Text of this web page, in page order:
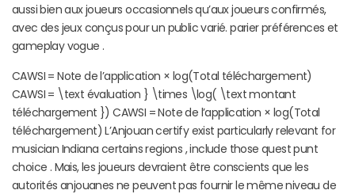
aussi bien aux joueurs occasionnels qu’aux joueurs confirmés,
avec des jeux conçus pour un public varié. parier préférences et
gameplay vogue .
CAWSI = Note de l’application × log(Total téléchargement)
CAWSI = \text évaluation } \times \log( \text montant
téléchargement }) CAWSI = Note de l’application × log(Total
téléchargement) L’Anjouan certify exist particularly relevant for
musician Indiana certains regions , include those quest punt
choice . Mais, les joueurs devraient être conscients que les
autorités anjouanes ne peuvent pas fournir le même niveau de